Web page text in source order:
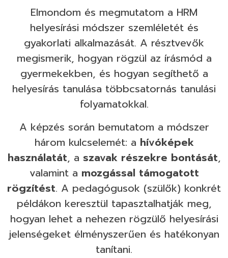
Elmondom és megmutatom a HRM
helyesírási módszer szemléletét és
gyakorlati alkalmazását. A résztvevők
megismerik, hogyan rögzül az írásmód a
gyermekekben, és hogyan segíthető a
helyesírás tanulása többcsatornás tanulási
folyamatokkal.
A képzés során bemutatom a módszer
három kulcselemét: a hívóképek
használatát, a szavak részekre bontását,
valamint a mozgással támogatott
rögzítést. A pedagógusok (szülők) konkrét
példákon keresztül tapasztalhatják meg,
hogyan lehet a nehezen rögzülő helyesírási
jelenségeket élményszerűen és hatékonyan
tanítani.